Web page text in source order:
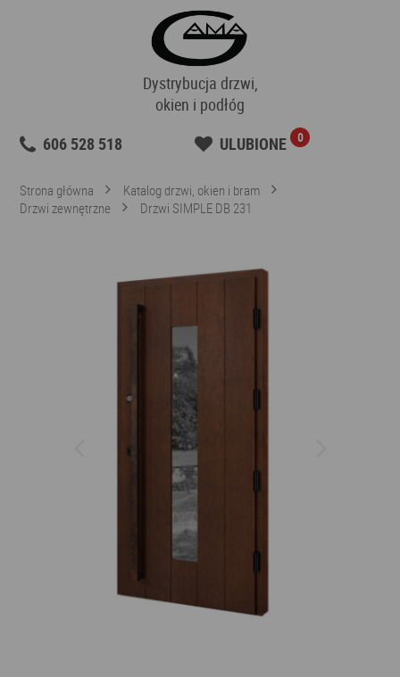
Dystrybucja drzwi,
okien i podłóg
606 528 518
ULUBIONE 0
Strona główna
Katalog drzwi, okien i bram
Drzwi zewnętrzne
Drzwi SIMPLE DB 231